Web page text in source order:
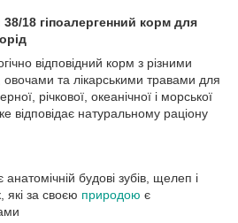
18 гіпоалергенний корм для
відповідний корм з різними
та лікарськими травами для
річкової, океанічної і морської
відповідає натуральному раціону
анатомічній будові зубів, щелеп і
які за своєю природою є